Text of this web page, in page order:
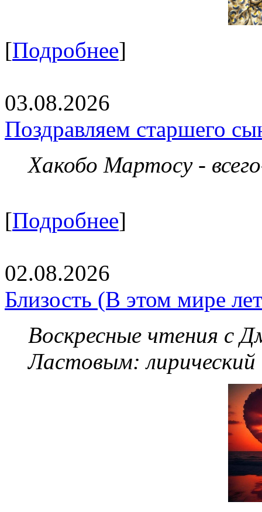
[Подробнее]
03.08.2026
Поздравляем старшего
Хакобо Мартосу -
[Подробнее]
02.08.2026
Близость (В этом мире
Воскресные чтения с
Ластовым: